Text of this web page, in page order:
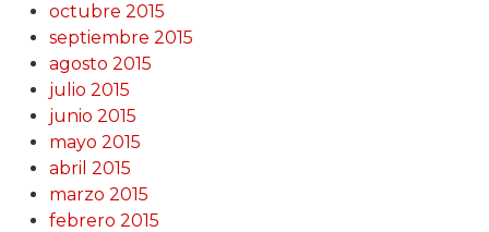
octubre 2015
septiembre 2015
agosto 2015
julio 2015
junio 2015
mayo 2015
abril 2015
marzo 2015
febrero 2015